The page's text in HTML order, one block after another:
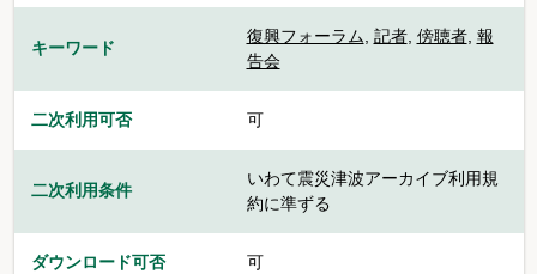
キーワード
復興フォーラム, 記者, 傍聴者, 報
告会
二次利用可否 可
二次利用条件
いわて震災津波アーカイブ利用規
約に準ずる
ダウンロード可否 可